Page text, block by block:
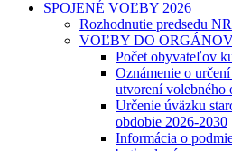
SPOJENÉ VOĽBY 2026
Rozhodnutie predsedu
VOĽBY DO
Počet obyvateľov
Oznámenie o
utvorení volebného
Určenie úväzku
obdobie 2026-2030
Informácia o